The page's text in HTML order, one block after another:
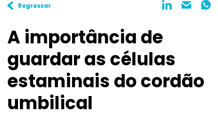
Regressar
A importância de
guardar as células
estaminais do cordão
umbilical